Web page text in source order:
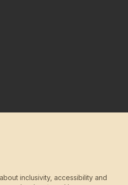
inclusivity, accessibility and